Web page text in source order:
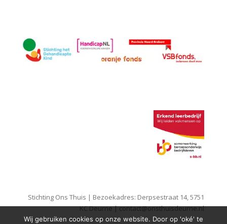
Stichting Ons Thuis | Bezoekadres: Derpsestraat 14, 5751
KC Deurne |contact@onsthuisdeurne.nl
Wij gebruiken cookies op onze website. Door op 'oké' te